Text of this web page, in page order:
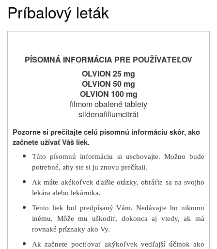
Príbalový leták
PÍSOMNÁ INFORMÁCIA PRE POUŽÍVATEĽOV
OLVION 25 mg
OLVION 50 mg
OLVION 100 mg
filmom obalené tablety
sildenafiliumcitrát
Pozorne si prečítajte celú písomnú informáciu skôr, ako
začnete užívať Váš liek.
Túto písomnú informáciu si uschovajte. Možno bude
potrebné, aby ste si ju znovu prečítali.
Ak máte akékoľvek ďalšie otázky, obráťte sa na svojho
lekára alebo lekárnika.
Tento liek bol predpísaný Vám. Nedávajte ho nikomu
inému. Môže mu uškodiť, dokonca aj vtedy, ak má
rovnaké príznaky ako Vy.
Ak začnete pociťovať akýkoľvek vedľajší účinok ako